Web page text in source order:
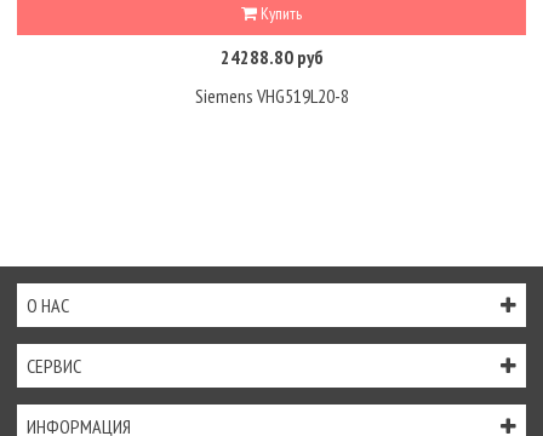
Купить
24288.80 руб
Siemens VHG519L20-8
О НАС
СЕРВИС
ИНФОРМАЦИЯ